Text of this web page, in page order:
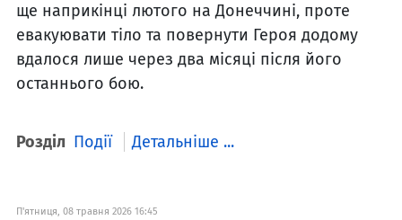
ще наприкінці лютого на Донеччині, проте
евакуювати тіло та повернути Героя додому
вдалося лише через два місяці після його
останнього бою.
Розділ Події Детальніше ...
П'ятниця, 08 травня 2026 16:45